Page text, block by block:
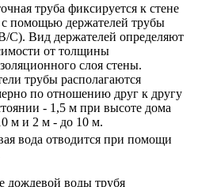
труба фиксируется к стене
с помощью держателей трубы
С). Вид держателей определяют
от толщины
слоя стены.
трубы располагаются
по отношению друг к другу
- 1,5 м при высоте дома
м и 2 м - до 10 м.
вода отводится при помощи
дождевой воды трубя